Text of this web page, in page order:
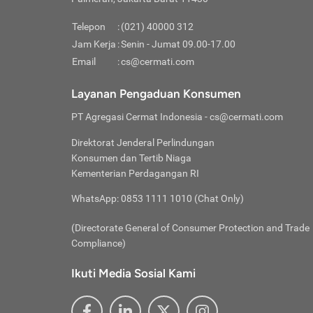
rendah
Jika
Kredit
Telepon :(021) 40000 312
Jam Kerja :Senin - Jumat 09.00-17.00
Email
:cs@cermati.com
Layanan Pengaduan Konsumen
PT Agregasi Cermat Indonesia - cs@cermati.com
Direktorat Jenderal Perlindungan
Konsumen dan Tertib Niaga
Kementerian Perdagangan RI
WhatsApp: 0853 1111 1010 (Chat Only)
(Directorate General of Consumer Protection and Trade
Compliance)
Ikuti Media Sosial Kami